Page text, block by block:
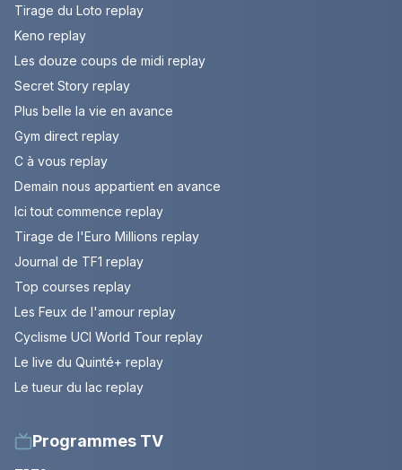
Tirage du Loto replay
Keno replay
Les douze coups de midi replay
Secret Story replay
Plus belle la vie en avance
Gym direct replay
C à vous replay
Demain nous appartient en avance
Ici tout commence replay
Tirage de l'Euro Millions replay
Journal de TF1 replay
Top courses replay
Les Feux de l'amour replay
Cyclisme UCI World Tour replay
Le live du Quinté+ replay
Le tueur du lac replay
Programmes TV